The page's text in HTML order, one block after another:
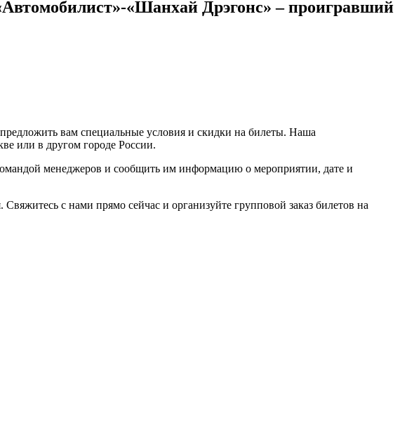
«Шанхай Дрэгонс» – проигравший
вам специальные условия и скидки на билеты. Наша
или в другом городе России.
менеджеров и сообщить им информацию о мероприятии, дате и
с нами прямо сейчас и организуйте групповой заказ билетов на